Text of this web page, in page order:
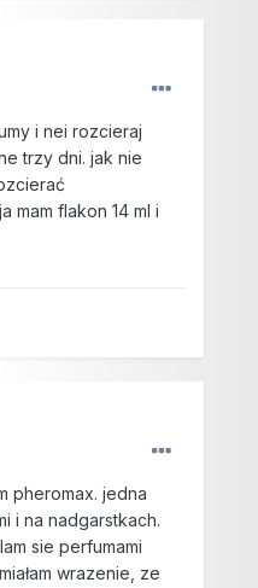
i nei rozcieraj
trzy dni. jak nie
mam flakon 14 ml i
pheromax. jedna
i na nadgarstkach.
sie perfumami
wrazenie, ze